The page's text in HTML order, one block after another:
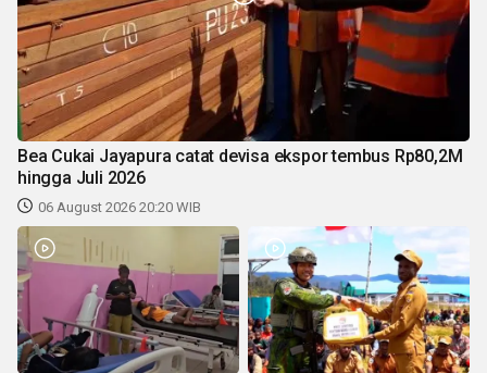
Bea Cukai Jayapura catat devisa ekspor tembus Rp80,2M
hingga Juli 2026
06 August 2026 20:20 WIB